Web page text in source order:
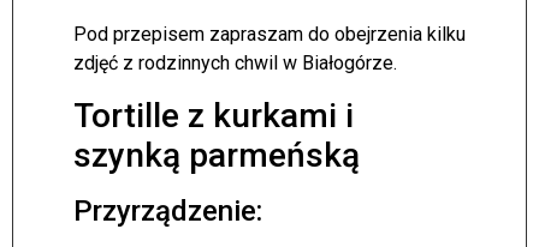
Pod przepisem zapraszam do obejrzenia kilku
zdjęć z rodzinnych chwil w Białogórze.
Tortille z kurkami i
szynką parmeńską
Przyrządzenie: